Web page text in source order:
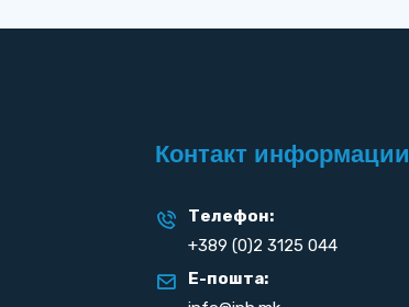
Контакт информации
Телефон:
+389 (0)2 3125 044
Е-пошта: